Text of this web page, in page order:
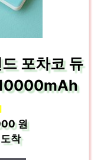
포차코 듀
원
착